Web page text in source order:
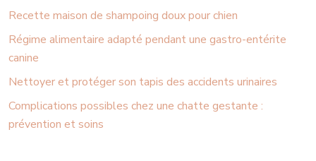
Recette maison de shampoing doux pour chien
Régime alimentaire adapté pendant une gastro-entérite
canine
Nettoyer et protéger son tapis des accidents urinaires
Complications possibles chez une chatte gestante :
prévention et soins